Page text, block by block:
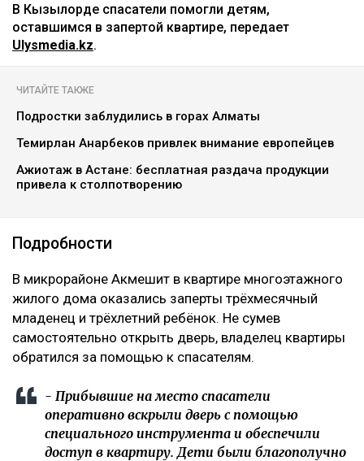
‎В Кызылорде спасатели помогли детям,
оставшимся в запертой квартире, передает
Ulysmedia.kz.
ЧИТАЙТЕ ТАКЖЕ
Подростки заблудились в горах Алматы
Темирлан Анарбеков привлек внимание европейцев
Ажиотаж в Астане: бесплатная раздача продукции
привела к столпотворению
Подробности
‎В микрорайоне Акмешит в квартире многоэтажного
жилого дома оказались заперты трёхмесячный
младенец и трёхлетний ребёнок. Не сумев
самостоятельно открыть дверь, владелец квартиры
обратился за помощью к спасателям.
‎- Прибывшие на место спасатели
оперативно вскрыли дверь с помощью
специального инструмента и обеспечили
доступ в квартиру. Дети были благополучно